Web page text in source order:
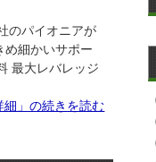
のパイオニアが
細かいサポー
最大レバレッジ
細」の続きを読む